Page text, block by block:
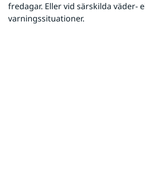
fredagar. Eller vid särskilda väder-
varningssituationer.